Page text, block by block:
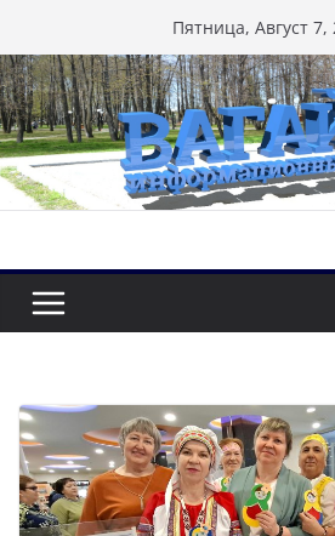
к
содержимому
Пятница, Август 7,